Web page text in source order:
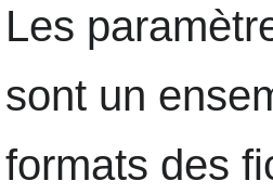
Les
sont un
formats des